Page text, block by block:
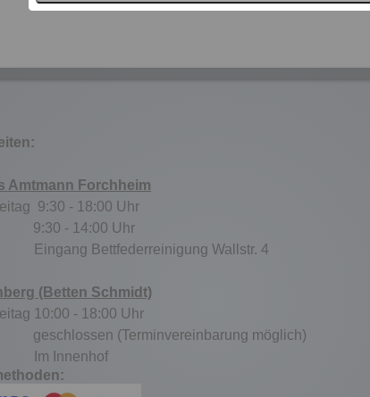
Amtmann Forchheim
9:30 - 18:00 Uhr
9:30 - 14:00 Uhr
Eingang Bettfederreinigung Wallstr. 4
(Betten Schmidt)
10:00 - 18:00 Uhr
(Terminvereinbarung möglich)
Im Innenhof